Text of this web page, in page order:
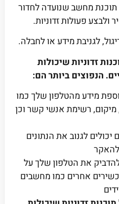
תוכנת מחשב שנועדה לחדור
פעולות זדוניות.
לגניבת מידע או לחבלה.
זדוניות שיכולות
הנפוצים ביותר הם:
מידע מהטלפון שלך כמו
רשימת אנשי קשר וכן
יכולים לגנוב את הנתונים
להדביק את הטלפון שלך על
אחרים כמו מחשבים